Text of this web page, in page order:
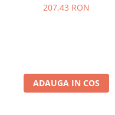
207,43 RON
ADAUGA IN COS